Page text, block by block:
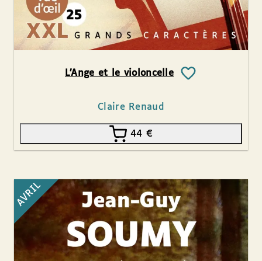
L’Ange et le violoncelle
Claire Renaud
44 €
AVRIL